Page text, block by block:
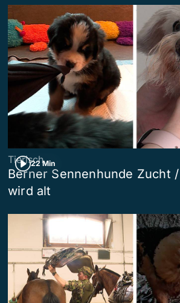
22 Min
Tierisch
Berner Sennenhunde Zucht
wird alt